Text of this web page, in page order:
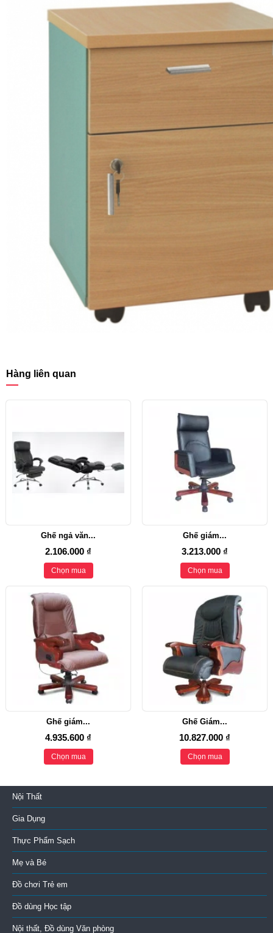
Hàng liên quan
Ghế ngả văn...
2.106.000 ₫
Chọn mua
Ghế giám...
3.213.000 ₫
Chọn mua
Ghế giám...
4.935.600 ₫
Chọn mua
Ghế Giám...
10.827.000 ₫
Chọn mua
Nội Thất
Gia Dụng
Thực Phẩm Sạch
Mẹ và Bé
Đồ chơi Trẻ em
Đồ dùng Học tập
Nội thất, Đồ dùng Văn phòng